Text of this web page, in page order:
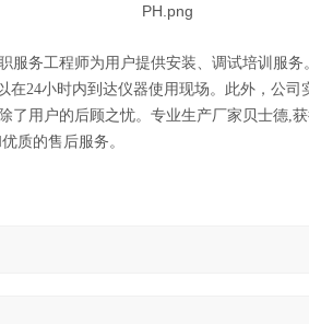
服务工程师为用户提供安装、调试培训服
在24小时内到达仪器使用现场。此外，公
了用户的后顾之忧。 专业生产厂家贝士德,
质的售后服务。